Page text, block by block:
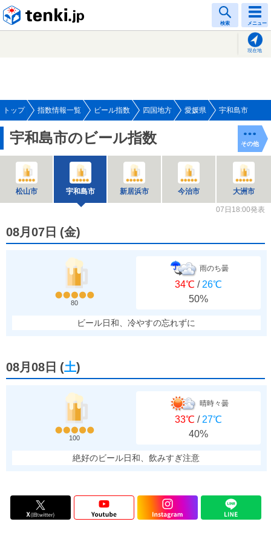
検索 メニュー
現在地
トップ 指数情報一覧 ビール指数 四国地方 愛媛県 宇和島市
宇和島市のビール指数
松山市 宇和島市 新居浜市 今治市 大洲市
その他
07日18:00発表
08月07日 (金)
80
雨のち曇
34℃ / 26℃
50%
ビール日和、冷やすの忘れずに
08月08日 (土)
100
晴時々曇
33℃ / 27℃
40%
絶好のビール日和、飲みすぎ注意